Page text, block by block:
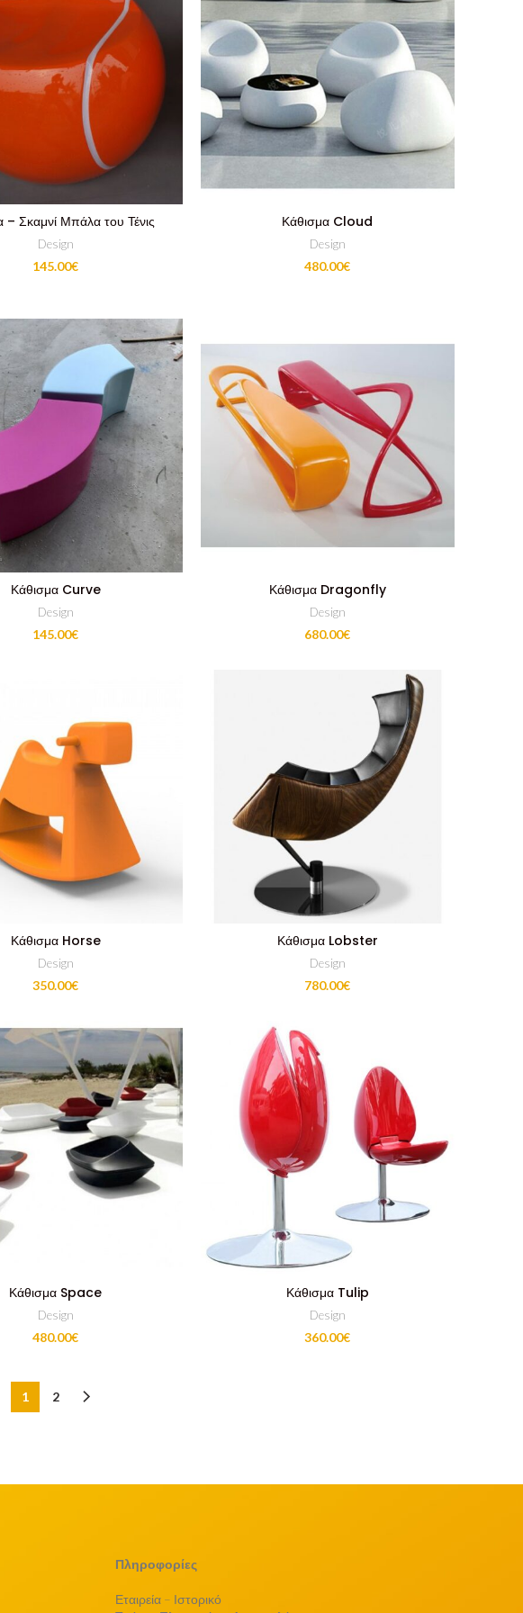
– Σκαμνί Μπάλα του Τένις
Design
145.00€
Κάθισμα Cloud
Design
480.00€
Κάθισμα Curve
Design
145.00€
Κάθισμα Dragonfly
Design
680.00€
Κάθισμα Horse
Design
350.00€
Κάθισμα Lobster
Design
780.00€
Κάθισμα Space
Design
480.00€
Κάθισμα Tulip
Design
360.00€
1 2
Πληροφορίες
Εταιρεία – Ιστορικό